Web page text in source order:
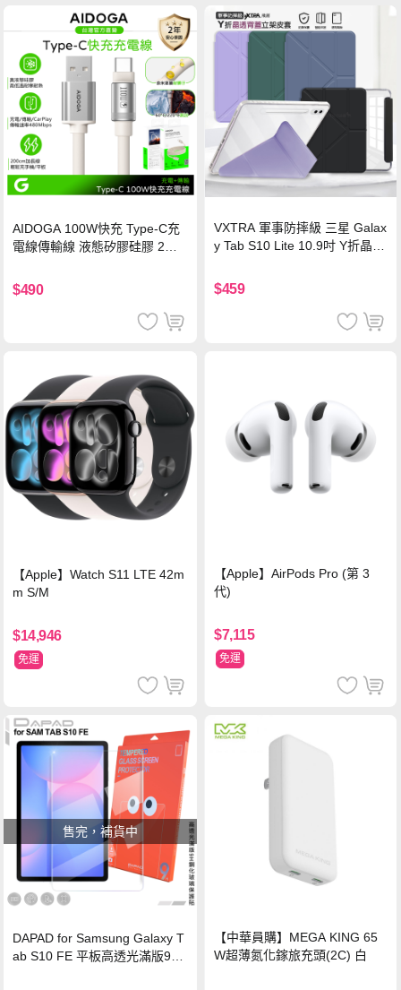
AIDOGA 100W快充 Type-C充
電線傳輸線 液態矽膠硅膠 2M
$490
VXTRA 軍事防摔級 三星 Galax
y Tab S10 Lite 10.9吋 Y折晶透
$459
【Apple】Watch S11 LTE 42m
m S/M
$14,946
免運
【Apple】AirPods Pro (第 3
代)
$7,115
免運
售完，補貨中
DAPAD for Samsung Galaxy T
ab S10 FE 平板高透光滿版9H
【中華員購】MEGA KING 65
W超薄氮化鎵旅充頭(2C) 白